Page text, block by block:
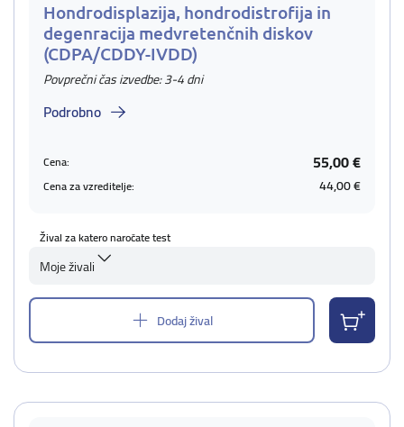
Hondrodisplazija, hondrodistrofija in
degenracija medvretenčnih diskov
(CDPA/CDDY-IVDD)
Povprečni čas izvedbe: 3-4 dni
Podrobno
Cena: 55,00 €
Cena za vzreditelje: 44,00 €
Žival za katero naročate test
Moje živali
Dodaj žival